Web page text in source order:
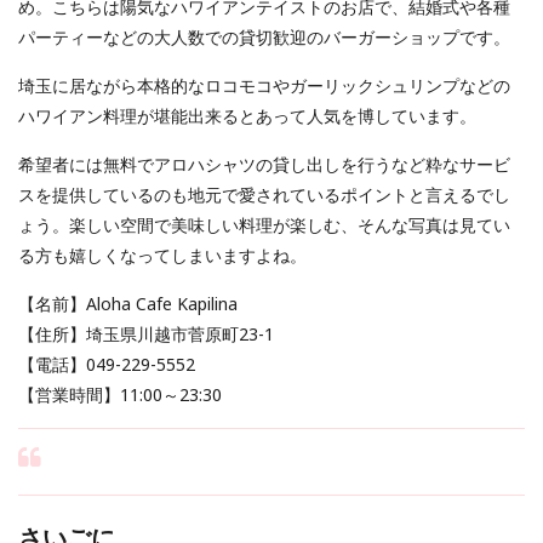
め。こちらは陽気なハワイアンテイストのお店で、結婚式や各種
パーティーなどの大人数での貸切歓迎のバーガーショップです。
埼玉に居ながら本格的なロコモコやガーリックシュリンプなどの
ハワイアン料理が堪能出来るとあって人気を博しています。
希望者には無料でアロハシャツの貸し出しを行うなど粋なサービ
スを提供しているのも地元で愛されているポイントと言えるでし
ょう。楽しい空間で美味しい料理が楽しむ、そんな写真は見てい
る方も嬉しくなってしまいますよね。
【名前】Aloha Cafe Kapilina
【住所】埼玉県川越市菅原町23-1
【電話】049-229-5552
【営業時間】11:00～23:30